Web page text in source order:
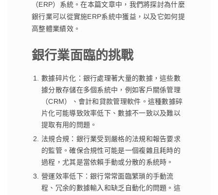
（ERP）系統。在本篇文章中，我們將探討為什麼
銀行業可以從實施ERP系統中獲益，以及它如何提
高整體業績效。
銀行業面臨的挑戰
數據碎片化：銀行處理著大量的數據，這些數
據分散存儲在多個系統中，例如客戶關係管理
（CRM）、會計和貸款管理軟件。這種數據碎
片化可能導致效率低下、數據不一致以及難以
提取有用的問題。
法規合規：銀行業受到嚴格的法規和報告要求
的監管。確保合規性可能是一個複雜且耗時的
過程，尤其是當依賴手動或分散的系統時。
營運效率低下：銀行常常面臨繁瑣的手動流
程、冗余的數據輸入和缺乏自動化的問題。這